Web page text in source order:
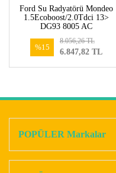
Ford Su Radyatörü Mondeo
1.5Ecoboost/2.0Tdci 13>
DG93 8005 AC
%15
6.847,82 TL
8.056,26 TL
POPÜLER Markalar